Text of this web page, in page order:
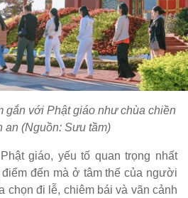
gắn với Phật giáo như chùa chiền
an (Nguồn: Sưu tầm)
giáo, yếu tố quan trọng nhất
đến mà ở tâm thế của người
chọn đi lễ, chiêm bái và vãn cảnh